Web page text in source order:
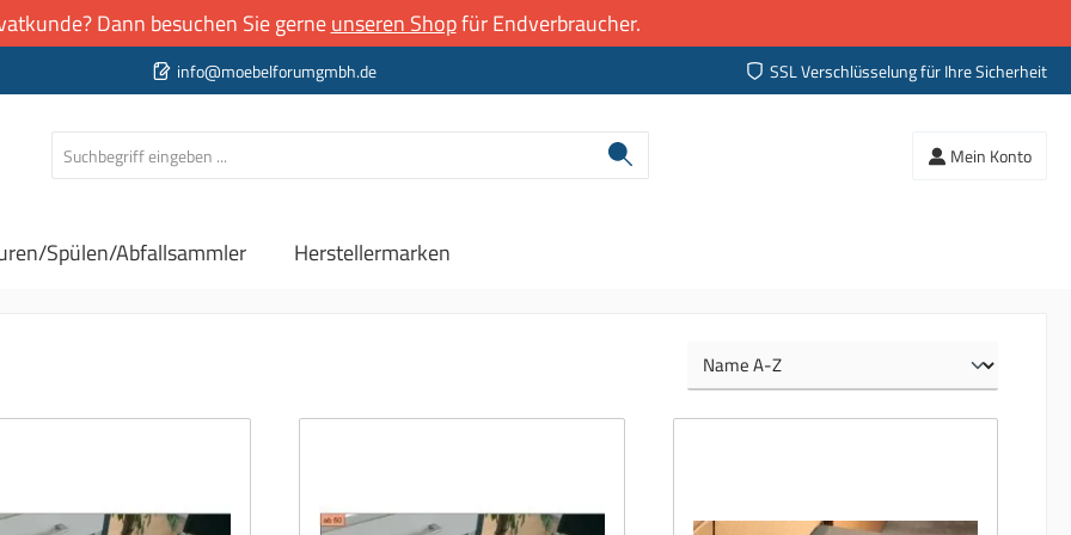
Dann besuchen Sie gerneunseren Shopfür Endverbraucher.
info@moebelforumgmbh.de SSL Verschlüsselung für Ihre Sicherheit
Mein Konto
Spülen/Abfallsammler Herstellermarken